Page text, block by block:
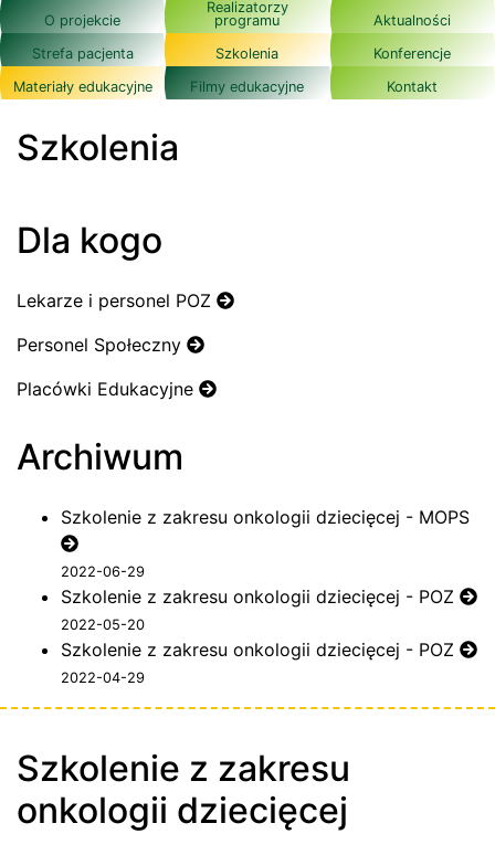
O projekcie
Realizatorzy
programu
Aktualności
Strefa pacjenta
Szkolenia
Konferencje
Materiały edukacyjne
Filmy edukacyjne Kontakt
Szkolenia
Dla kogo
Lekarze i personel POZ
Personel Społeczny
Placówki Edukacyjne
Archiwum
Szkolenie z zakresu onkologii dziecięcej - MOPS
2022-06-29
Szkolenie z zakresu onkologii dziecięcej - POZ
2022-05-20
Szkolenie z zakresu onkologii dziecięcej - POZ
2022-04-29
Szkolenie z zakresu
onkologii dziecięcej